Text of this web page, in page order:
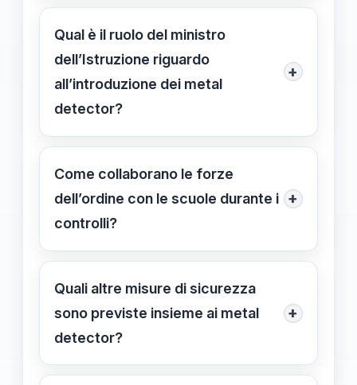
formato, rispettando le normative
sulla privacy, con verifiche discrete e
trasparenti, e coinvolgendo le
famiglie per mantenere un clima di
Qual è il ruolo del ministro
dell’Istruzione riguardo
all’introduzione dei metal
detector?
+
Il ministro Giuseppe Valditara ha
sottolineato che l’obiettivo è la
sicurezza, non la repressione, e ha
promosso controlli mirati e strategie
Come collaborano le forze
dell’ordine con le scuole durante i
controlli?
+
Le forze dell’ordine, autorizzate dai
dirigenti scolastici, eseguono controlli
mediante metal detector portatili,
garantendo interventi tempestivi e
Quali altre misure di sicurezza
sono previste insieme ai metal
detector?
+
Le misure includono controlli visivi,